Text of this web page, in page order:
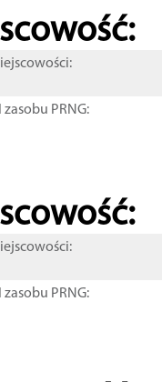
zasobu PRNG:
zasobu PRNG: